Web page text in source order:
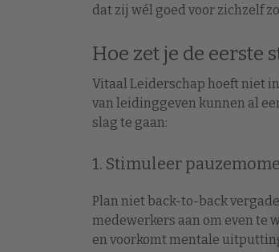
dat zij wél goed voor zichzelf
Hoe zet je de eerste
Vitaal Leiderschap hoeft niet
van leidinggeven kunnen al
slag te gaan:
1. Stimuleer
Plan niet back-to-back
medewerkers aan om even te
en voorkomt mentale